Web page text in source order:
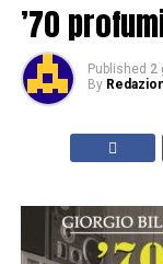
’70
Published 2
By